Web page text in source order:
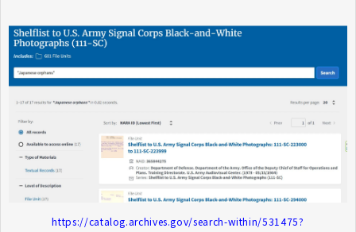
https://catalog.archives.gov/search-within/531475?